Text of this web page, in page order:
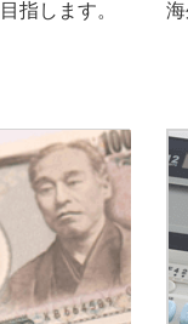
指します。